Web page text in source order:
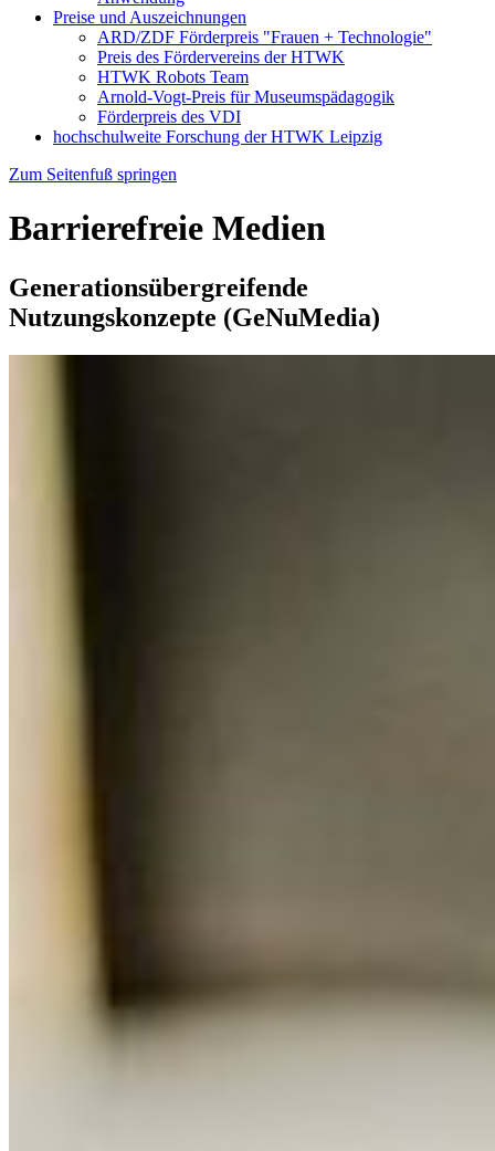
Preise und Auszeichnungen
ARD/ZDF Förderpreis "Frauen + Technologie"
Preis des Fördervereins der HTWK
HTWK Robots Team
Arnold-Vogt-Preis für Museumspädagogik
Förderpreis des VDI
hochschulweite Forschung der HTWK Leipzig
Zum Seitenfuß springen
Barrierefreie Medien
Generationsübergreifende
Nutzungskonzepte (GeNuMedia)